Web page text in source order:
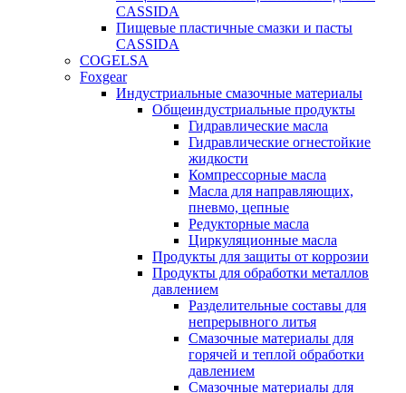
CASSIDA
Пищевые пластичные смазки и пасты
CASSIDA
COGELSA
Foxgear
Индустриальные смазочные материалы
Общеиндустриальные продукты
Гидравлические масла
Гидравлические огнестойкие
жидкости
Компрессорные масла
Масла для направляющих,
пневмо, цепные
Редукторные масла
Циркуляционные масла
Продукты для защиты от коррозии
Продукты для обработки металлов
давлением
Разделительные составы для
непрерывного литья
Смазочные материалы для
горячей и теплой обработки
давлением
Смазочные материалы для